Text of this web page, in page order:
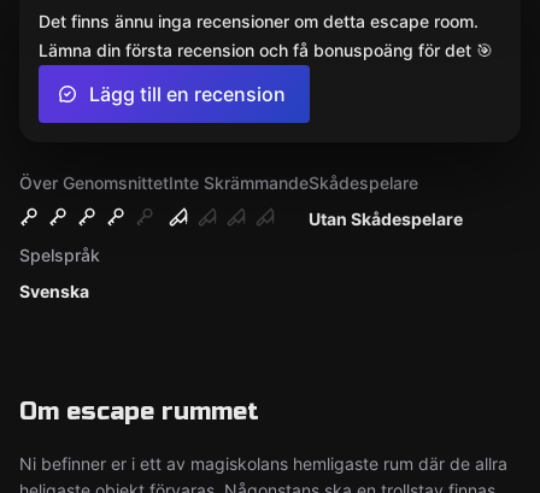
Över GenomsnittetInte Skrämmande
Utan Skådespelare
Skådespelare
Svenska
Spelspråk
Om escape rummet
Ni befinner er i ett av magiskolans hemligaste rum där de allra
Det finns ännu inga recensioner om detta escape room.
Lämna din första recension och få bonuspoäng för det 🎯
Lägg till en recension